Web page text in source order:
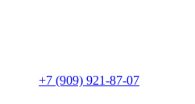
+7 (909) 921-87-07